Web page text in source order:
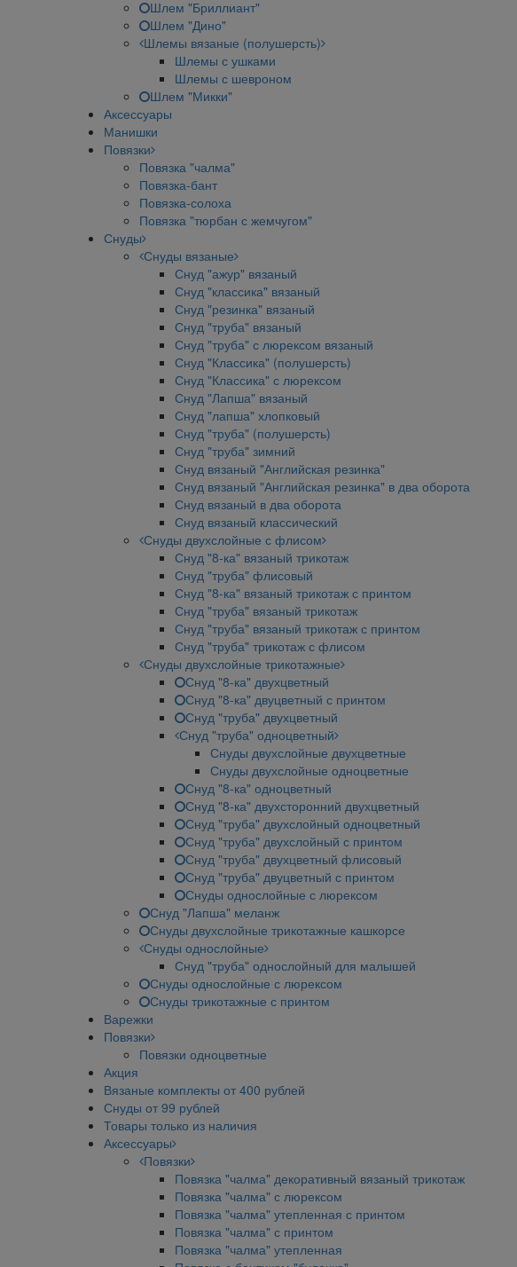
Шлем "Бриллиант"
Шлем "Дино"
Шлемы вязаные (полушерсть)
Шлемы с ушками
Шлемы с шевроном
Шлем "Микки"
Аксессуары
Манишки
Повязки
Повязка "чалма"
Повязка-бант
Повязка-солоха
Повязка "тюрбан с жемчугом"
Снуды
Снуды вязаные
Снуд "ажур" вязаный
Снуд "классика" вязаный
Снуд "резинка" вязаный
Снуд "труба" вязаный
Снуд "труба" с люрексом вязаный
Снуд "Классика" (полушерсть)
Снуд "Классика" с люрексом
Снуд "Лапша" вязаный
Снуд "лапша" хлопковый
Снуд "труба" (полушерсть)
Снуд "труба" зимний
Снуд вязаный "Английская резинка"
Снуд вязаный "Английская резинка" в два оборота
Снуд вязаный в два оборота
Снуд вязаный классический
Снуды двухслойные с флисом
Снуд "8-ка" вязаный трикотаж
Снуд "труба" флисовый
Снуд "8-ка" вязаный трикотаж с принтом
Снуд "труба" вязаный трикотаж
Снуд "труба" вязаный трикотаж с принтом
Снуд "труба" трикотаж с флисом
Снуды двухслойные трикотажные
Снуд "8-ка" двухцветный
Снуд "8-ка" двуцветный с принтом
Снуд "труба" двухцветный
Снуд "труба" одноцветный
Снуды двухслойные двухцветные
Снуды двухслойные одноцветные
Снуд "8-ка" одноцветный
Снуд "8-ка" двухсторонний двухцветный
Снуд "труба" двухслойный одноцветный
Снуд "труба" двухслойный с принтом
Снуд "труба" двухцветный флисовый
Снуд "труба" двуцветный с принтом
Снуды однослойные с люрексом
Снуд "Лапша" меланж
Снуды двухслойные трикотажные кашкорсе
Снуды однослойные
Снуд "труба" однослойный для малышей
Снуды однослойные с люрексом
Снуды трикотажные с принтом
Варежки
Повязки
Повязки одноцветные
Акция
Вязаные комплекты от 400 рублей
Снуды от 99 рублей
Товары только из наличия
Аксессуары
Повязки
Повязка "чалма" декоративный вязаный трикотаж
Повязка "чалма" с люрексом
Повязка "чалма" утепленная с принтом
Повязка "чалма" с принтом
Повязка "чалма" утепленная